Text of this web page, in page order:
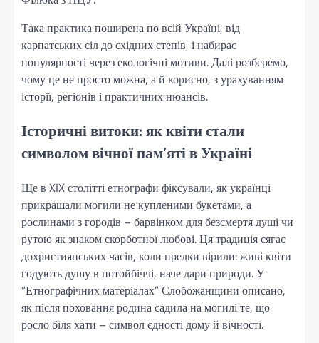
Така практика поширена по всій Україні, від
карпатських сіл до східних степів, і набирає
популярності через екологічні мотиви. Далі розберемо,
чому це не просто можна, а й корисно, з урахуванням
історії, регіонів і практичних нюансів.
Історичні витоки: як квіти стали
символом вічної пам’яті в Україні
Ще в XIX столітті етнографи фіксували, як українці
прикрашали могили не купленими букетами, а
рослинами з городів – барвінком для безсмертя душі чи
рутою як знаком скорботної любові. Ця традиція сягає
дохристиянських часів, коли предки вірили: живі квіти
годують душу в потойбіччі, наче дари природи. У
“Етнографічних матеріалах” Слобожанщини описано,
як після поховання родина садила на могилі те, що
росло біля хати – символ єдності дому й вічності.